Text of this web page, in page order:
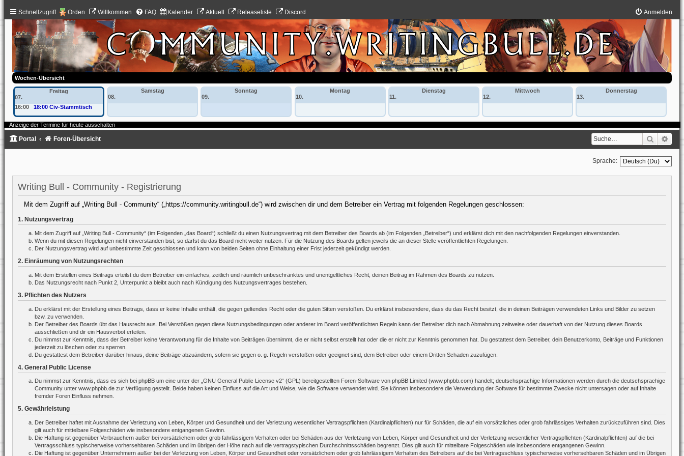
Schnellzugriff Orden Willkommen FAQ Kalender Aktuell Releaseliste Discord Anmelden
Wochen-Übersicht
Freitag
07.
16:00
18:00 Civ-Stammtisch
Samstag
08.
Sonntag
09.
Montag
10.
Dienstag
11.
Mittwoch
12.
Donnerstag
13.
Anzeige der Termine für heute ausschalten
Suche
Portal Foren-Übersicht
Sprache:
Writing Bull - Community - Registrierung
Mit dem Zugriff auf „Writing Bull - Community“ („https://community.writingbull.de“) wird zwischen dir und dem Betreiber ein Vertrag mit folgenden Regelungen geschlossen:
1. Nutzungsvertrag
Mit dem Zugriff auf „Writing Bull - Community“ (im Folgenden „das Board“) schließt du einen Nutzungsvertrag mit dem Betreiber des Boards ab (im Folgenden „Betreiber“) und erklärst dich mit den nachfolgenden Regelungen einverstanden.
Wenn du mit diesen Regelungen nicht einverstanden bist, so darfst du das Board nicht weiter nutzen. Für die Nutzung des Boards gelten jeweils die an dieser Stelle veröffentlichten Regelungen.
Der Nutzungsvertrag wird auf unbestimmte Zeit geschlossen und kann von beiden Seiten ohne Einhaltung einer Frist jederzeit gekündigt werden.
2. Einräumung von Nutzungsrechten
Mit dem Erstellen eines Beitrags erteilst du dem Betreiber ein einfaches, zeitlich und räumlich unbeschränktes und unentgeltliches Recht, deinen Beitrag im Rahmen des Boards zu nutzen.
Das Nutzungsrecht nach Punkt 2, Unterpunkt a bleibt auch nach Kündigung des Nutzungsvertrages bestehen.
3. Pflichten des Nutzers
Du erklärst mit der Erstellung eines Beitrags, dass er keine Inhalte enthält, die gegen geltendes Recht oder die guten Sitten verstoßen. Du erklärst insbesondere, dass du das Recht besitzt, die in deinen Beiträgen verwendeten Links und Bilder zu setzen
bzw. zu verwenden.
Der Betreiber des Boards übt das Hausrecht aus. Bei Verstößen gegen diese Nutzungsbedingungen oder anderer im Board veröffentlichten Regeln kann der Betreiber dich nach Abmahnung zeitweise oder dauerhaft von der Nutzung dieses Boards
ausschließen und dir ein Hausverbot erteilen.
Du nimmst zur Kenntnis, dass der Betreiber keine Verantwortung für die Inhalte von Beiträgen übernimmt, die er nicht selbst erstellt hat oder die er nicht zur Kenntnis genommen hat. Du gestattest dem Betreiber, dein Benutzerkonto, Beiträge und Funktionen
jederzeit zu löschen oder zu sperren.
Du gestattest dem Betreiber darüber hinaus, deine Beiträge abzuändern, sofern sie gegen o. g. Regeln verstoßen oder geeignet sind, dem Betreiber oder einem Dritten Schaden zuzufügen.
4. General Public License
Du nimmst zur Kenntnis, dass es sich bei phpBB um eine unter der „ GNU General Public License v2“ (GPL) bereitgestellten Foren-Software von phpBB Limited (www.phpbb.com) handelt; deutschsprachige Informationen werden durch die deutschsprachige
Community unter www.phpbb.de zur Verfügung gestellt. Beide haben keinen Einfluss auf die Art und Weise, wie die Software verwendet wird. Sie können insbesondere die Verwendung der Software für bestimmte Zwecke nicht untersagen oder auf Inhalte
fremder Foren Einfluss nehmen.
5. Gewährleistung
Der Betreiber haftet mit Ausnahme der Verletzung von Leben, Körper und Gesundheit und der Verletzung wesentlicher Vertragspflichten (Kardinalpflichten) nur für Schäden, die auf ein vorsätzliches oder grob fahrlässiges Verhalten zurückzuführen sind. Dies
gilt auch für mittelbare Folgeschäden wie insbesondere entgangenen Gewinn.
Die Haftung ist gegenüber Verbrauchern außer bei vorsätzlichem oder grob fahrlässigem Verhalten oder bei Schäden aus der Verletzung von Leben, Körper und Gesundheit und der Verletzung wesentlicher Vertragspflichten (Kardinalpflichten) auf die bei
Vertragsschluss typischerweise vorhersehbaren Schäden und im übrigen der Höhe nach auf die vertragstypischen Durchschnittsschäden begrenzt. Dies gilt auch für mittelbare Folgeschäden wie insbesondere entgangenen Gewinn.
Die Haftung ist gegenüber Unternehmern außer bei der Verletzung von Leben, Körper und Gesundheit oder vorsätzlichem oder grob fahrlässigem Verhalten des Betreibers auf die bei Vertragsschluss typischerweise vorhersehbaren Schäden und im Übrigen